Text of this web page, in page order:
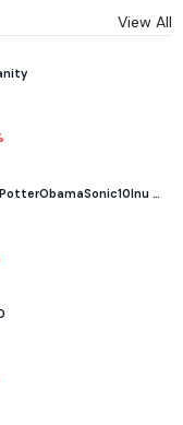
View All
HarryPotterObamaSonic10Inu (ETH)